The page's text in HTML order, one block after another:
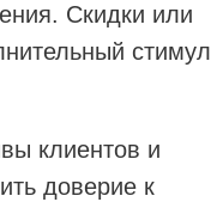
Скидки или
стимул
клиентов и
доверие к